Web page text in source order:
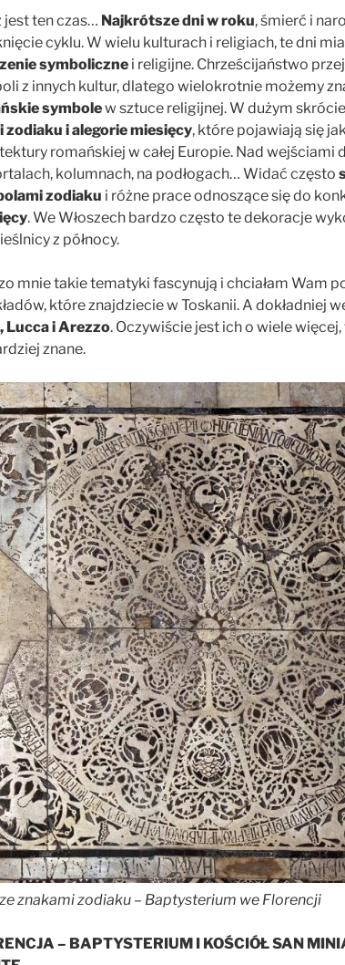
jest ten czas… Najkrótsze dni w roku, śmierć i
cyklu. W wielu kulturach i religiach, te dni
symboliczne i religijne. Chrześcijaństwo
z innych kultur,dlatego wielokrotnie możemy
symbolew sztuce religijnej. W dużym
zodiaku i alegorie miesięcy, które pojawiają się
romańskiej w całej Europie. Nad wejściami
kolumnach, na podłogach… Widać często
zodiaku i różne prace odnoszące się do
. We Włoszech bardzo często te dekoracje
z północy.
mnie takie tematyki fascynują i chciałam Wam
które znajdziecie w Toskanii. A dokładniej
Lucca i Arezzo. Oczywiście jest ich o wiele
znane.
ze znakami zodiaku – Baptysterium we Florencji
– BAPTYSTERIUM I KOŚCIÓŁ SAN